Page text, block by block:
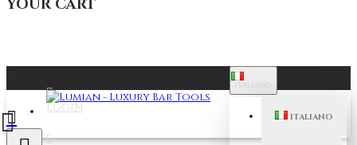
YOUR CART
Login
ITALIANO